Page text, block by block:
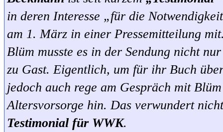
in deren Interesse „für die
am 1. März in einer Pressemitteilung
Blüm musste es in der Sendung nicht
zu Gast. Eigentlich, um für ihr Buch
jedoch auch rege am Gespräch mit
Altersvorsorge hin. Das verwundert
Testimonial für WWK.